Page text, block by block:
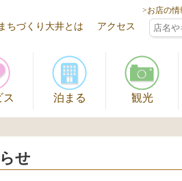
>お店の情
ちづくり大井とは アクセス
ス 泊まる 観光
せ